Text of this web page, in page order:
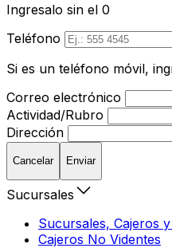
Ingresalo sin el 0
Teléfono
Si es un teléfono móvil,
Correo electrónico
Actividad/Rubro
Dirección
Cancelar Enviar
Sucursales
Sucursales, Cajeros
Cajeros No Videntes